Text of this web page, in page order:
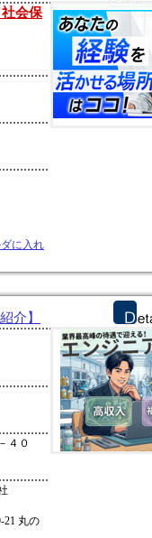
会保
に入れ
介】
４０
21 丸の